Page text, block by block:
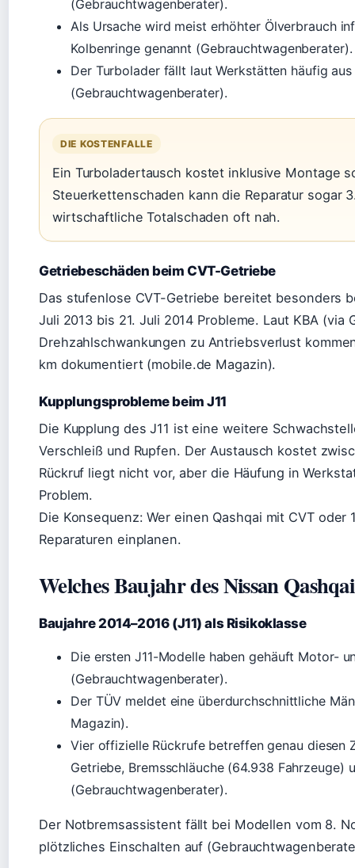
(Gebrauchtwagenberater).
Als Ursache wird meist erhöhter Ölverbrauch
Kolbenringe genannt (Gebrauchtwagenberater).
Der Turbolader fällt laut Werkstätten häufig
(Gebrauchtwagenberater).
DIE KOSTENFALLE
Ein Turboladertausch kostet inklusive Montage
Steuerkettenschaden kann die Reparatur sogar
wirtschaftliche Totalschaden oft nah.
Getriebeschäden beim CVT-Getriebe
Das stufenlose CVT-Getriebe bereitet besonders
Juli 2013 bis 21. Juli 2014 Probleme. Laut KBA
Drehzahlschwankungen zu Antriebsverlust
km dokumentiert (mobile.de Magazin).
Kupplungsprobleme beim J11
Die Kupplung des J11 ist eine weitere
Verschleiß und Rupfen. Der Austausch kostet
Rückruf liegt nicht vor, aber die Häufung in
Problem.
Die Konsequenz: Wer einen Qashqai mit CVT
Reparaturen einplanen.
Welches Baujahr des Nissan
Baujahre 2014–2016 (J11) als Risikoklasse
Die ersten J11-Modelle haben gehäuft Motor-
(Gebrauchtwagenberater).
Der TÜV meldet eine überdurchschnittliche
Magazin).
Vier offizielle Rückrufe betreffen genau diesen
Getriebe, Bremsschläuche (64.938 Fahrzeuge)
(Gebrauchtwagenberater).
Der Notbremsassistent fällt bei Modellen vom 8.
plötzliches Einschalten auf